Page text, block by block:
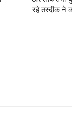
रहे तस्दीक ने